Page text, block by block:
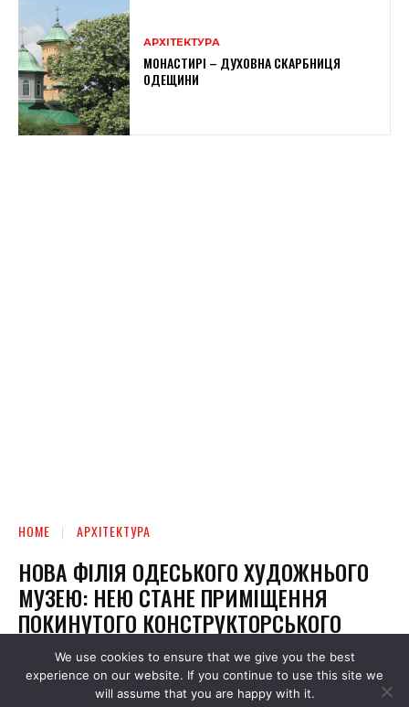
АРХІТЕКТУРА
МОНАСТИРІ – ДУХОВНА СКАРБНИЦЯ
ОДЕЩИНИ
We use cookies to ensure that we give you the best
experience on our website. If you continue to use this site we
will assume that you are happy with it.